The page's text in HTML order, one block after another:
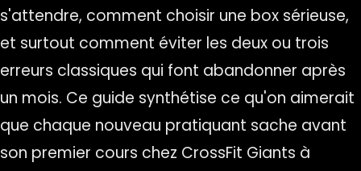
s'attendre, comment choisir une box sérieuse,
et surtout comment éviter les deux ou trois
erreurs classiques qui font abandonner après
un mois. Ce guide synthétise ce qu'on aimerait
que chaque nouveau pratiquant sache avant
son premier cours chez CrossFit Giants à